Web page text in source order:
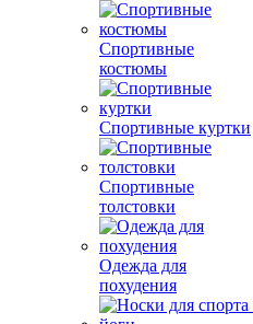
Спортивные
костюмы
Спортивные куртки
Спортивные
толстовки
Одежда для
похудения